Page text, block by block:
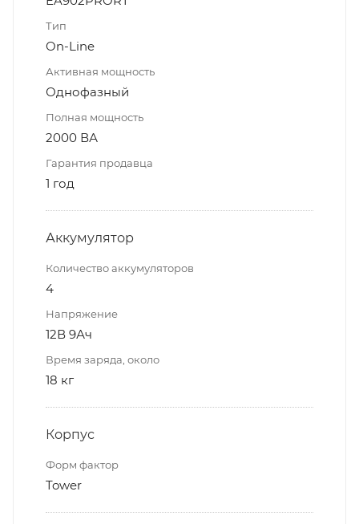
Тип
On-Line
Активная мощность
Однофазный
Полная мощность
2000 ВА
Гарантия продавца
1 год
Аккумулятор
Количество аккумуляторов
4
Напряжение
12В 9Ач
Время заряда, около
18 кг
Корпус
Форм фактор
Tower